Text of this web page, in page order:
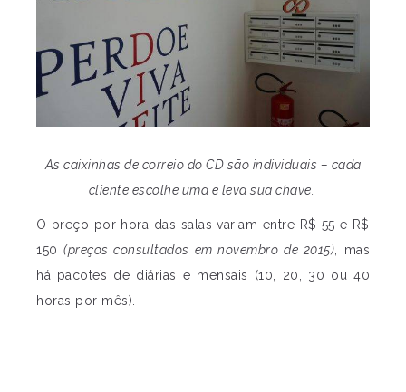
As caixinhas de correio do CD são individuais – cada
cliente escolhe uma e leva sua chave.
O preço por hora das salas variam entre R$ 55 e R$
150(preços consultados em novembro de 2015) , mas
há pacotes de diárias e mensais (10, 20, 30 ou 40
horas por mês).